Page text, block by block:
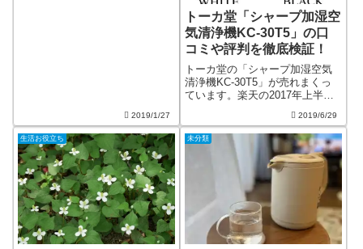
2019/1/27
トーカ堂「シャープ加湿空
気清浄機KC-30T5」の口
コミや評判を徹底検証！
トーカ堂の「シャープ加湿空気
清浄機KC-30T5」が売れまくっ
ています。楽天の2017年上半期
入賞空気清浄機ランキングで第
１位を11週連続で獲得していま
す。なんと累計100万台販売との
ことです。トーカ堂の「シャ
2019/6/29
生活お役立ち 未分類